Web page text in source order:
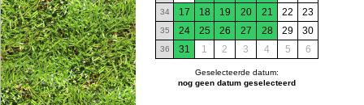
34 17 18 19 20 21 22 23
35 24 25 26 27 28 29 30
36 31 1 2 3 4 5 6
Geselecteerde datum:
nog geen datum geselecteerd